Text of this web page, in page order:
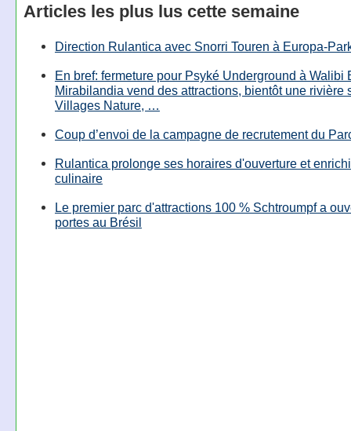
Articles les plus lus cette semaine
Direction Rulantica avec Snorri Touren à Europa-
En bref: fermeture pour Psyké Underground à Walibi
Mirabilandia vend des attractions, bientôt une rivière
Villages Nature, …
Coup d’envoi de la campagne de recrutement du
Rulantica prolonge ses horaires d'ouverture et
culinaire
Le premier parc d'attractions 100 % Schtroumpf a
portes au Brésil